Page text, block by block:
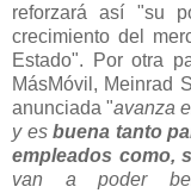
reforzará así "su
crecimiento del
Estado". Por otra
MásMóvil, Meinrad
anunciada "avanza
y esbuena tanto
empleados como,
van a poder